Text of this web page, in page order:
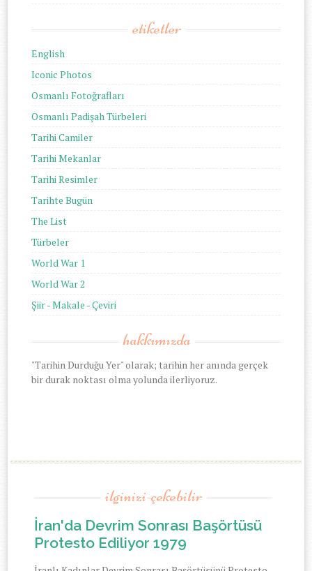
etiketler
English
Iconic Photos
Osmanlı Fotoğrafları
Osmanlı Padişah Türbeleri
Tarihi Camiler
Tarihi Mekanlar
Tarihi Resimler
Tarihte Bugün
The List
Türbeler
World War 1
World War 2
Şiir - Makale - Çeviri
hakkımızda
"Tarihin Durduğu Yer" olarak; tarihin her anında gerçek
bir durak noktası olma yolunda ilerliyoruz.
ilginizi-çekebilir
İran'da Devrim Sonrası Başörtüsü
Protesto Ediliyor 1979